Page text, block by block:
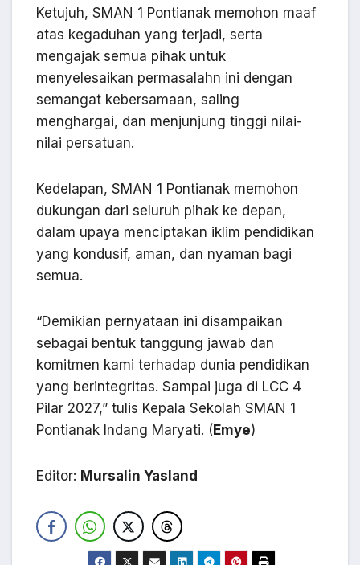
Ketujuh, SMAN 1 Pontianak memohon maaf
atas kegaduhan yang terjadi, serta
mengajak semua pihak untuk
menyelesaikan permasalahn ini dengan
semangat kebersamaan, saling
menghargai, dan menjunjung tinggi nilai-
nilai persatuan.
Kedelapan, SMAN 1 Pontianak memohon
dukungan dari seluruh pihak ke depan,
dalam upaya menciptakan iklim pendidikan
yang kondusif, aman, dan nyaman bagi
semua.
“Demikian pernyataan ini disampaikan
sebagai bentuk tanggung jawab dan
komitmen kami terhadap dunia pendidikan
yang berintegritas. Sampai juga di LCC 4
Pilar 2027,” tulis Kepala Sekolah SMAN 1
Pontianak Indang Maryati. ( Emye)
Editor: Mursalin Yasland